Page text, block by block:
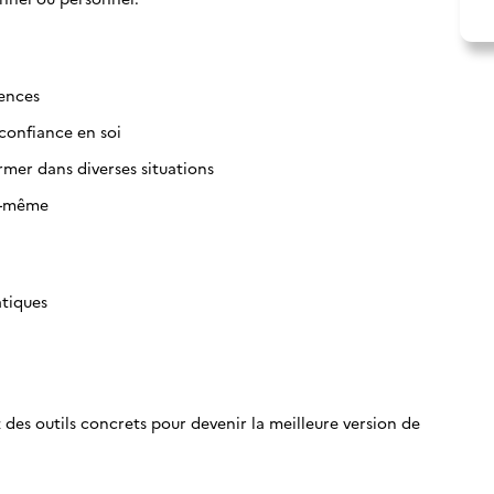
en soi
dans diverses situations
outils concrets pour devenir la meilleure version de